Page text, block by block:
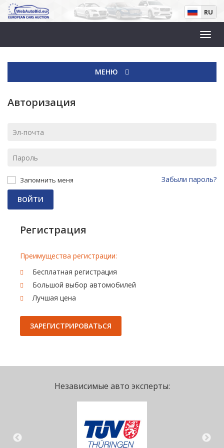
RU
МЕНЮ
Авторизация
Запомнить меня Забыли пароль?
Регистрация
Преимущества регистрации:
Бесплатная регистрация
Большой выбор автомобилей
Лучшая цена
ЗАРЕГИСТРИРОВАТЬСЯ
Независимые авто эксперты: